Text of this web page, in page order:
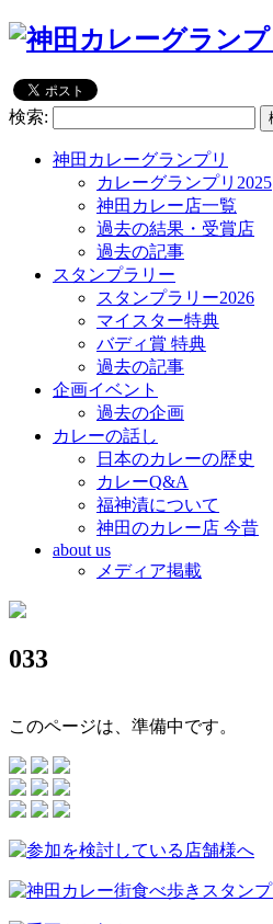
検索:
神田カレーグランプリ
カレーグランプリ2025
神田カレー店一覧
過去の結果・受賞店
過去の記事
スタンプラリー
スタンプラリー2026
マイスター特典
バディ賞 特典
過去の記事
企画イベント
過去の企画
カレーの話し
日本のカレーの歴史
カレーQ&A
福神漬について
神田のカレー店 今昔
about us
メディア掲載
033
このページは、準備中です。